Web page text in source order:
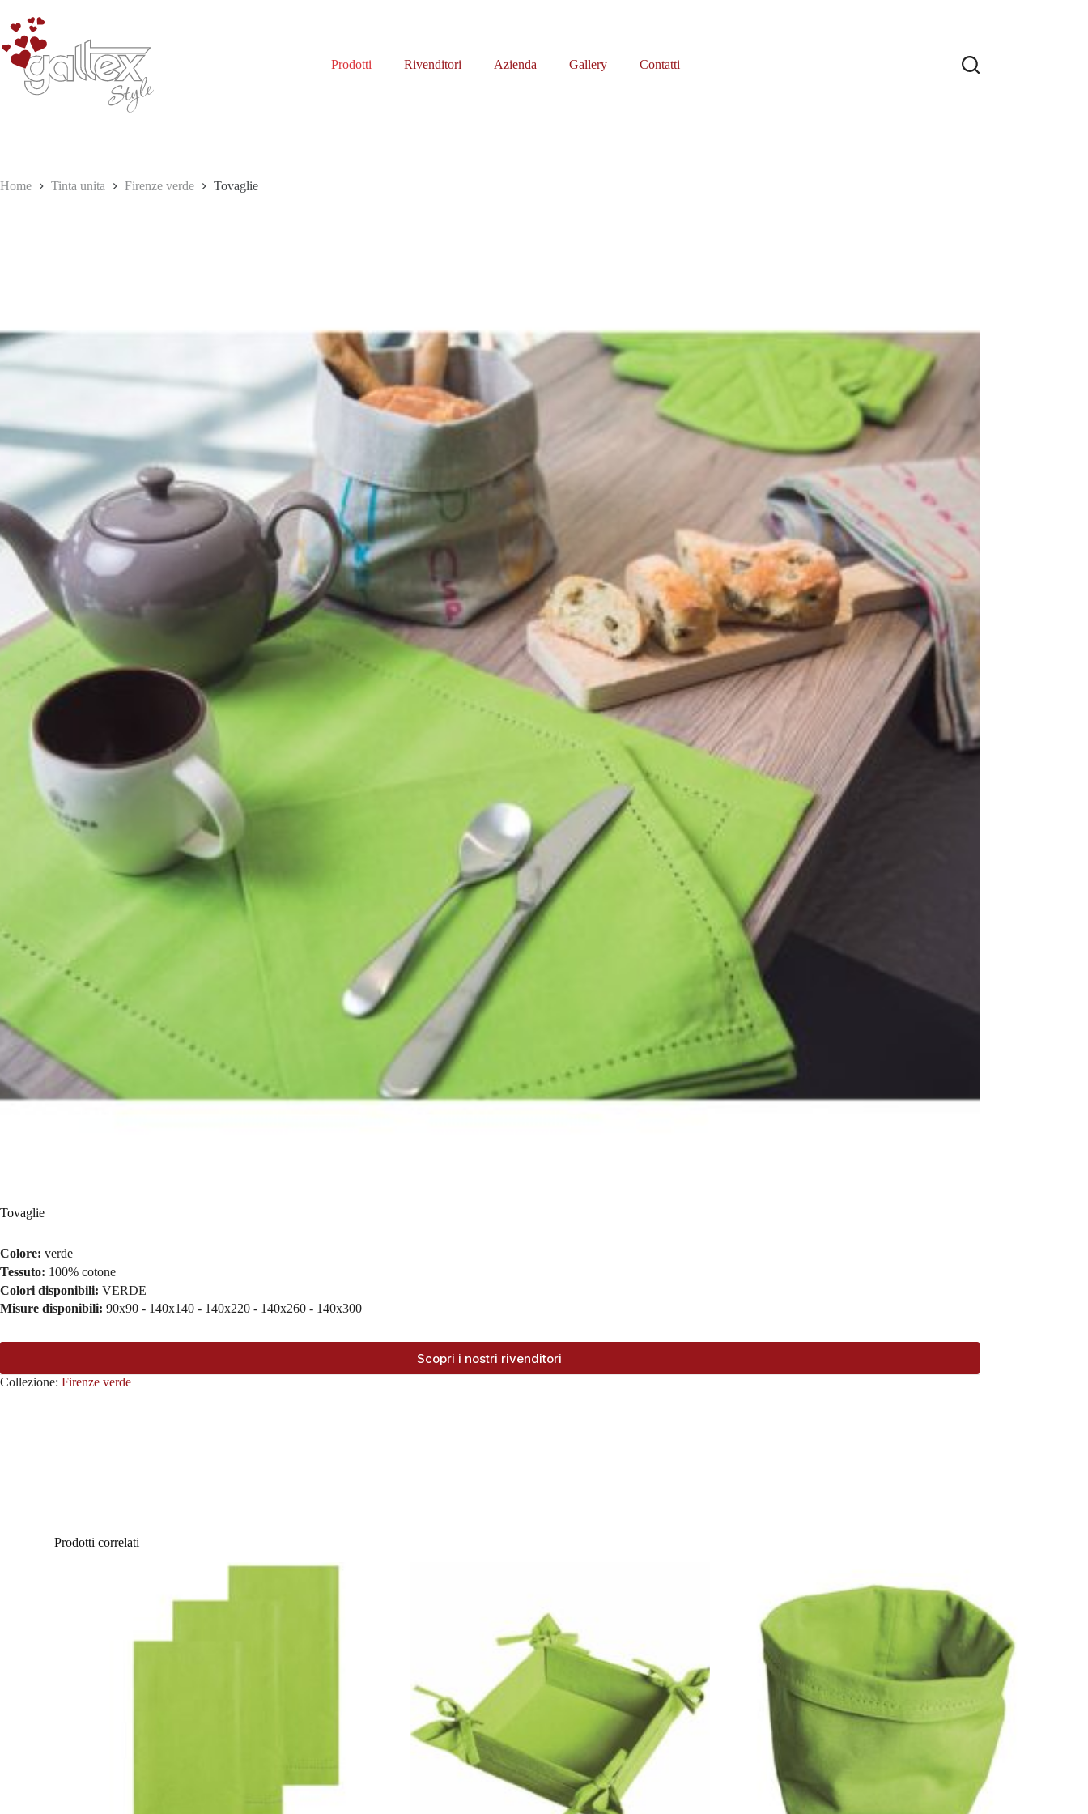
contenuto
Prodotti Rivenditori Azienda Gallery Contatti
Home Tinta unita Firenze verde Tovaglie
Tovaglie
Colore: verde
Tessuto: 100% cotone
Colori disponibili: VERDE
Misure disponibili: 90x90 - 140x140 - 140x220 - 140x260 - 140x300
Scopri i nostri rivenditori
Collezione: Firenze verde
Prodotti correlati